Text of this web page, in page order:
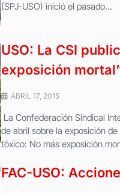
(SPJ-USO) inició el pasado...
USO: La CSI
exposición
ABRIL 17, 2015
La Confederación Sindical
de abril sobre la exposición
tóxico: No más exposición
FAC-USO: